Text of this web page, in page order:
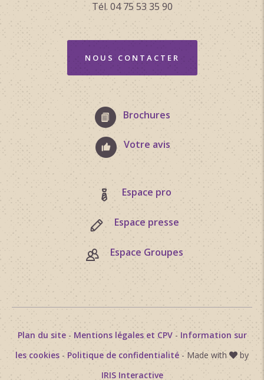
Tél. 04 75 53 35 90
NOUS CONTACTER
Brochures
Votre avis
Espace pro
Espace presse
Espace Groupes
Plan du site- Mentions légales et CPV- Information sur
les cookies - Politique de confidentialité - Made with
by
IRIS Interactive